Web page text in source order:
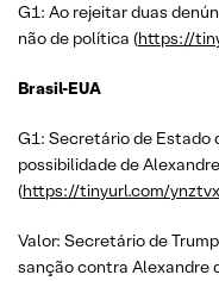
G1: Ao rejeitar duas
não de política (https://
Brasil-EUA
G1: Secretário de Estado
possibilidade de
(https://tinyurl.com/
Valor: Secretário de
sanção contra Alexandre